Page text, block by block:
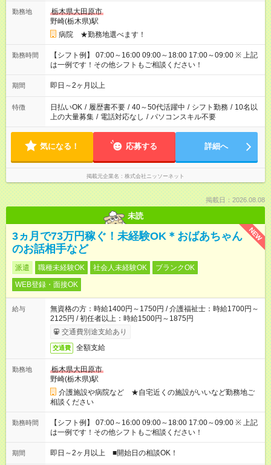
勤務地
栃木県大田原市
野崎(栃木県)駅
病院 ★勤務地選べます！
勤務時間
【シフト例】 07:00～16:00 09:00～18:00 17:00～09:00 ※ 上記
は一例です！その他シフトもご相談ください！
期間 即日～2ヶ月以上
特徴 日払いOK / 履歴書不要 / 40～50代活躍中 / シフト勤務 / 10名以
上の大量募集 / 電話対応なし / パソコンスキル不要
気になる！ 応募する 詳細へ
掲載元企業名 株式会社ニッソーネット
掲載日：2026.08.08
未読
NEW
3ヵ月で73万円稼ぐ！未経験OK＊おばあちゃん
のお話相手など
派遣 職種未経験OK 社会人未経験OK
ブランクOK
WEB登録・面接OK
給与
無資格の方：時給1400円～1750円 / 介護福祉士：時給1700円～
2125円 / 初任者以上：時給1500円～1875円
交通費別途支給あり
交通費 全額支給
勤務地
栃木県大田原市
野崎(栃木県)駅
介護施設や病院など ★自宅近くの施設がいいなど勤務地ご
相談ください
勤務時間
【シフト例】 07:00～16:00 09:00～18:00 17:00～09:00 ※ 上記
は一例です！その他シフトもご相談ください！
期間 即日～2ヶ月以上 ■開始日の相談OK！